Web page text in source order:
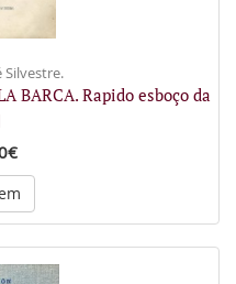
Silvestre.
BARCA. Rapido esboço da